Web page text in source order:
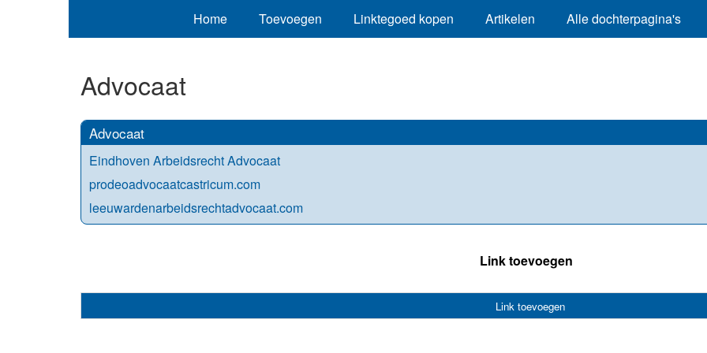
Home Toevoegen Linktegoed kopen Artikelen Alle dochterpagina's
Advocaat
Advocaat
Eindhoven Arbeidsrecht Advocaat
prodeoadvocaatcastricum.com
leeuwardenarbeidsrechtadvocaat.com
Link toevoegen
Link toevoegen